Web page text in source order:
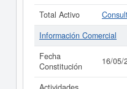
Total Activo
Información Comercial
Fecha
Constitución
16/05/